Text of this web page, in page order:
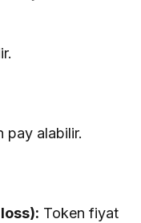
pay alabilir.
Token fiyat